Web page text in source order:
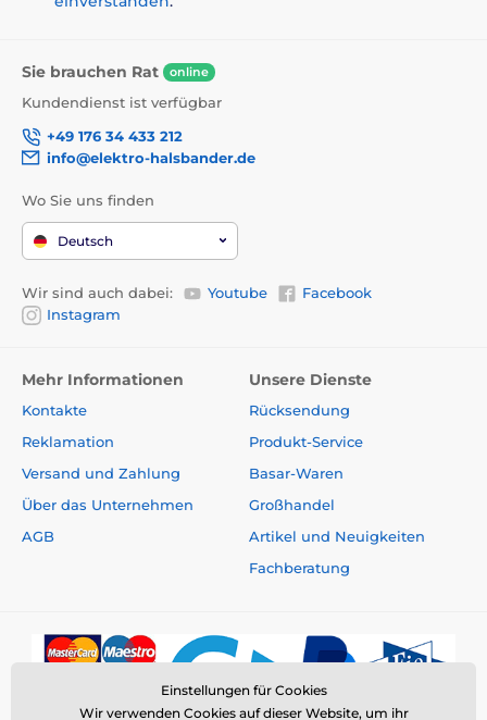
Sie brauchen Rat online
Kundendienst ist verfügbar
+49 176 34 433 212
info@elektro-halsbander.de
Wo Sie uns finden
Deutsch
Wir sind auch dabei: Youtube
Facebook
Instagram
Mehr Informationen
Kontakte
Reklamation
Versand und Zahlung
Über das Unternehmen
AGB
Unsere Dienste
Rücksendung
Produkt-Service
Basar-Waren
Großhandel
Artikel und Neuigkeiten
Fachberatung
Einstellungen für Cookies
Wir verwenden Cookies auf dieser Website, um ihr